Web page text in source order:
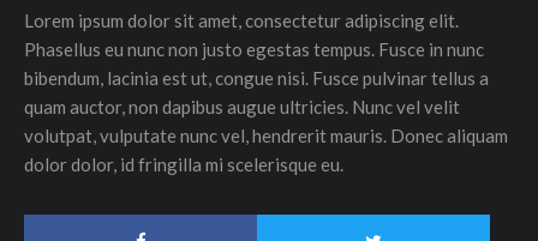
Lorem ipsum dolor sit amet, consectetur adipiscing elit.
Phasellus eu nunc non justo egestas tempus. Fusce in nunc
bibendum, lacinia est ut, congue nisi. Fusce pulvinar tellus a
quam auctor, non dapibus augue ultricies. Nunc vel velit
volutpat, vulputate nunc vel, hendrerit mauris. Donec aliquam
dolor dolor, id fringilla mi scelerisque eu.